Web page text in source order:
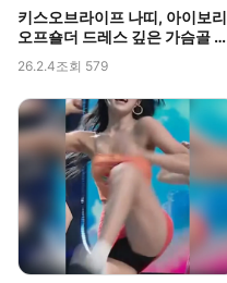
키스오브라이프 나띠, 아이보리
오프숄더 드레스 깊은 가슴골 라
26.2.4조회 579